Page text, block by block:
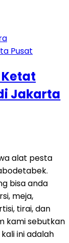
Jakarta
alat pesta
bisa anda
meja,
tirai, dan
kami sebutkan
ini adalah